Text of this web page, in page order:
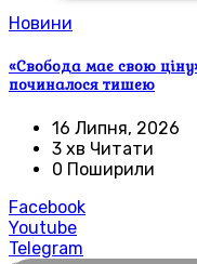
Новини
«Свобода має свою
починалося тишею
16 Липня, 2026
3 хв Читати
0 Поширили
Facebook
Youtube
Telegram